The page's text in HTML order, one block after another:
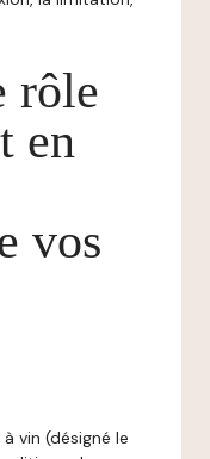
rôle
en
vos
vin (désigné le